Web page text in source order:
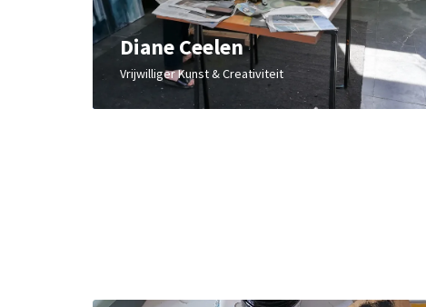
Diane Ceelen
Vrijwilliger Kunst & Creativiteit